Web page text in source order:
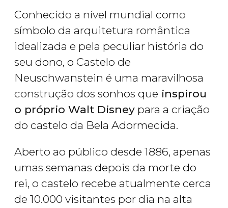
Conhecido a nível mundial como
símbolo da arquitetura romântica
idealizada e pela peculiar história do
seu dono, o Castelo de
Neuschwanstein é uma maravilhosa
construção dos sonhos que inspirou
o próprio Walt Disney para a criação
do castelo da Bela Adormecida.
Aberto ao público desde 1886, apenas
umas semanas depois da morte do
rei, o castelo recebe atualmente cerca
de 10.000 visitantes por dia na alta